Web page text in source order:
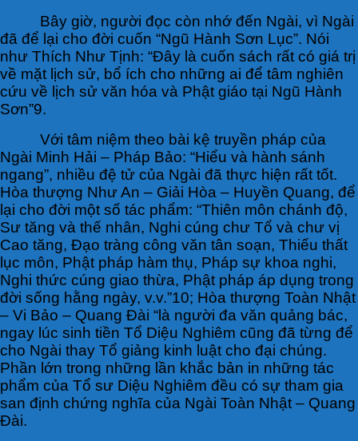
Bây giờ, người đọc còn nhớ đến Ngài, vì Ngài
đã để lại cho đời cuốn “Ngũ Hành Sơn Lục”. Nói
như Thích Như Tịnh: “Đây là cuốn sách rất có giá trị
về mặt lịch sử, bổ ích cho những ai để tâm nghiên
cứu về lịch sử văn hóa và Phật giáo tại Ngũ Hành
Sơn”9.
Với tâm niệm theo bài kệ truyền pháp của
Ngài Minh Hải – Pháp Bảo: “Hiểu và hành sánh
ngang”, nhiều đệ tử của Ngài đã thực hiện rất tốt.
Hòa thượng Như An – Giải Hòa – Huyền Quang, để
lại cho đời một số tác phẩm: “Thiên môn chánh độ,
Sư tăng và thế nhân, Nghi cúng chư Tổ và chư vị
Cao tăng, Đạo tràng công văn tân soạn, Thiếu thất
lục môn, Phật pháp hàm thụ, Pháp sự khoa nghi,
Nghi thức cúng giao thừa, Phật pháp áp dụng trong
đời sống hằng ngày, v.v.”10; Hòa thượng Toàn Nhật
– Vi Bảo – Quang Đài “là người đa văn quảng bác,
ngay lúc sinh tiền Tổ Diệu Nghiêm cũng đã từng để
cho Ngài thay Tổ giảng kinh luật cho đại chúng.
Phần lớn trong những lần khắc bản in những tác
phẩm của Tổ sư Diệu Nghiêm đều có sự tham gia
san định chứng nghĩa của Ngài Toàn Nhật – Quang
Đài.